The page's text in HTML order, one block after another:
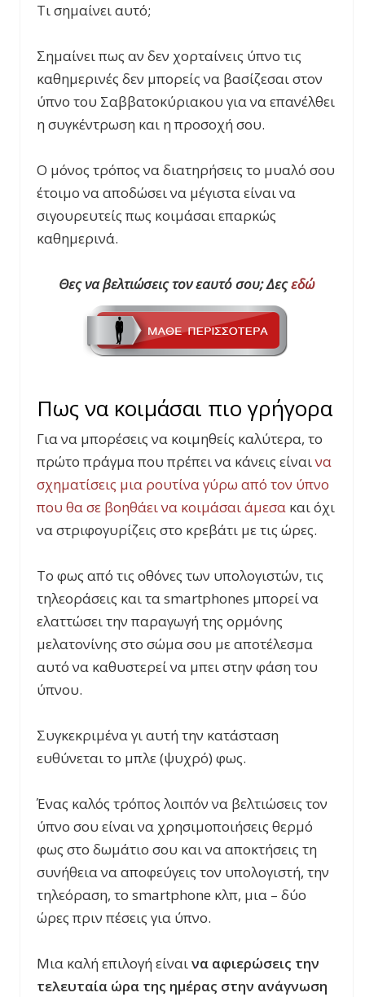
Τι σημαίνει αυτό;
Σημαίνει πως αν δεν χορταίνεις ύπνο τις
καθημερινές δεν μπορείς να βασίζεσαι στον
ύπνο του Σαββατοκύριακου για να επανέλθει
η συγκέντρωση και η προσοχή σου.
Ο μόνος τρόπος να διατηρήσεις το μυαλό σου
έτοιμο να αποδώσει να μέγιστα είναι να
σιγουρευτείς πως κοιμάσαι επαρκώς
καθημερινά.
Θες να βελτιώσεις τον εαυτό σου; Δεςεδώ
Πως να κοιμάσαι πιο γρήγορα
Για να μπορέσεις να κοιμηθείς καλύτερα, το
πρώτο πράγμα που πρέπει να κάνεις είναινα
σχηματίσεις μια ρουτίνα γύρω από τον ύπνο
που θα σε βοηθάει να κοιμάσαι άμεσα και όχι
να στριφογυρίζεις στο κρεβάτι με τις ώρες.
Το φως από τις οθόνες των υπολογιστών, τις
τηλεοράσεις και τα smartphones μπορεί να
ελαττώσει την παραγωγή της ορμόνης
μελατονίνης στο σώμα σου με αποτέλεσμα
αυτό να καθυστερεί να μπει στην φάση του
ύπνου.
Συγκεκριμένα γι αυτή την κατάσταση
ευθύνεται το μπλε (ψυχρό) φως.
Ένας καλός τρόπος λοιπόν να βελτιώσεις τον
ύπνο σου είναι να χρησιμοποιήσεις θερμό
φως στο δωμάτιο σου και να αποκτήσεις τη
συνήθεια να αποφεύγεις τον υπολογιστή, την
τηλεόραση, το smartphone κλπ, μια – δύο
ώρες πριν πέσεις για ύπνο.
Μια καλή επιλογή είναινα αφιερώσεις την
τελευταία ώρα της ημέρας στην ανάγνωση